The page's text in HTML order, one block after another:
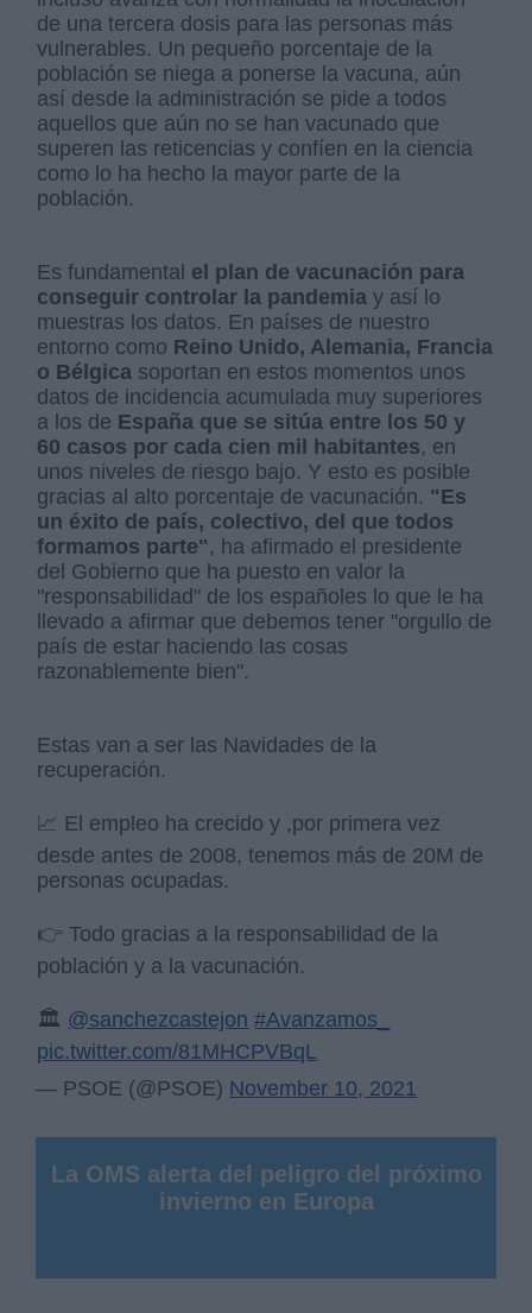
de una tercera dosis para las personas más
vulnerables. Un pequeño porcentaje de la
población se niega a ponerse la vacuna, aún
así desde la administración se pide a todos
aquellos que aún no se han vacunado que
superen las reticencias y confíen en la ciencia
como lo ha hecho la mayor parte de la
población.
Es fundamental el plan de vacunación para
conseguir controlar la pandemia y así lo
muestras los datos. En países de nuestro
entorno como Reino Unido, Alemania, Francia
o Bélgica soportan en estos momentos unos
datos de incidencia acumulada muy superiores
a los de España que se sitúa entre los 50 y
60 casos por cada cien mil habitantes, en
unos niveles de riesgo bajo. Y esto es posible
gracias al alto porcentaje de vacunación. "Es
un éxito de país, colectivo, del que todos
formamos parte" , ha afirmado el presidente
del Gobierno que ha puesto en valor la
"responsabilidad" de los españoles lo que le ha
llevado a afirmar que debemos tener "orgullo de
país de estar haciendo las cosas
razonablemente bien".
Estas van a ser las Navidades de la
recuperación.
📈 El empleo ha crecido y ,por primera vez
desde antes de 2008, tenemos más de 20M de
personas ocupadas.
👉 Todo gracias a la responsabilidad de la
población y a la vacunación.
🏛️ @sanchezcastejon #Avanzamos_
pic.twitter.com/81MHCPVBqL
— PSOE (@PSOE) November 10, 2021
La OMS alerta del peligro del próximo
invierno en Europa